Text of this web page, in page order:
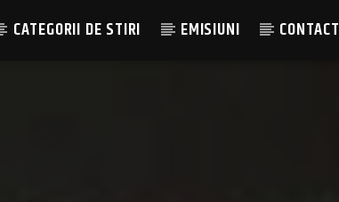
CATEGORII DE STIRI EMISIUNI CONTACT